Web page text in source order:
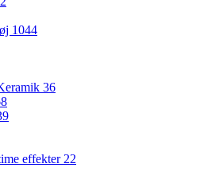
1044
36
effekter22